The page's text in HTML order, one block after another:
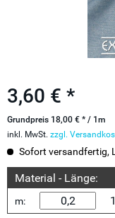
3,60 € *
Grundpreis 18,00 € * / 1m
inkl. MwSt. zzgl.
Sofort versandfertig,
Material - Länge:
m: